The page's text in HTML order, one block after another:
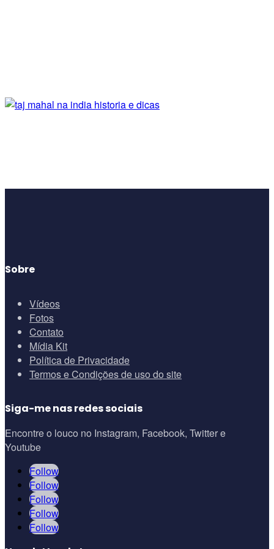
Sobre
Vídeos
Fotos
Contato
Mídia Kit
Política de Privacidade
Termos e Condições de uso do site
Siga-me nas redes sociais
Encontre o louco no Instagram, Facebook, Twitter e
Youtube
Follow
Follow
Follow
Follow
Follow